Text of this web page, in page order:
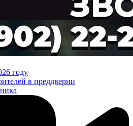
году
в преддверии